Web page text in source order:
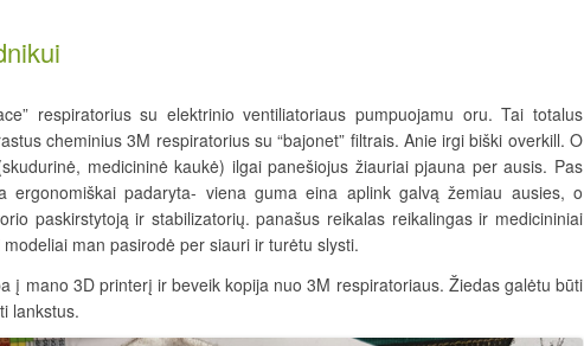
respiratorius su elektrinio ventiliatoriaus pumpuojamu oru. Tai totalus
cheminius 3M respiratorius su “bajonet” filtrais. Anie irgi biški overkill. O
medicininė kaukė) ilgai panešiojus žiauriai pjauna per ausis. Pas
ergonomiškai padaryta- viena guma eina aplink galvą žemiau ausies, o
paskirstytoją ir stabilizatorių. panašus reikalas reikalingas ir medicininiai
man pasirodė per siauri ir turėtu slysti.
į mano 3D printerį ir beveik kopija nuo 3M respiratoriaus. Žiedas galėtu būti
lankstus.